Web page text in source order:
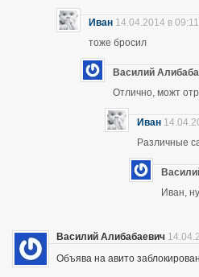
Иван 14.04.2014 в 09:11
тоже бросил
Василий
Отлично, можт
Иван
Различные
Иван,
Василий Алибабаевич
Объява на авито